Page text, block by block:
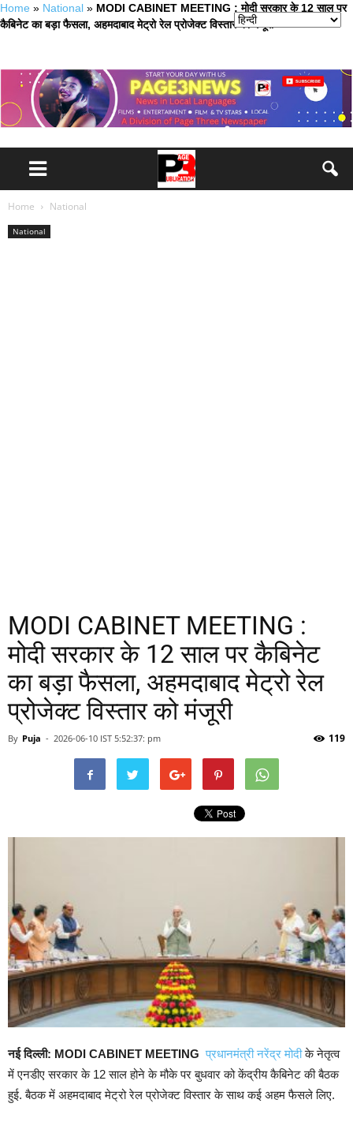
Home » National » MODI CABINET MEETING : मोदी सरकार के 12 साल पर
कैबिनेट का बड़ा फैसला, अहमदाबाद मेट्रो रेल प्रोजेक्ट विस्तार को मंजूरी
Home National
National
MODI CABINET MEETING :
मोदी सरकार के 12 साल पर कैबिनेट
का बड़ा फैसला, अहमदाबाद मेट्रो रेल
प्रोजेक्ट विस्तार को मंजूरी
By Puja - 2026-06-10 IST 5:52:37: pm 119
नई दिल्ली: MODI CABINET MEETING प्रधानमंत्री नरेंद्र मोदीके नेतृत्व
में एनडीए सरकार के 12 साल होने के मौके पर बुधवार को केंद्रीय कैबिनेट की बैठक
हुई. बैठक में अहमदाबाद मेट्रो रेल प्रोजेक्ट विस्तार के साथ कई अहम फैसले लिए.